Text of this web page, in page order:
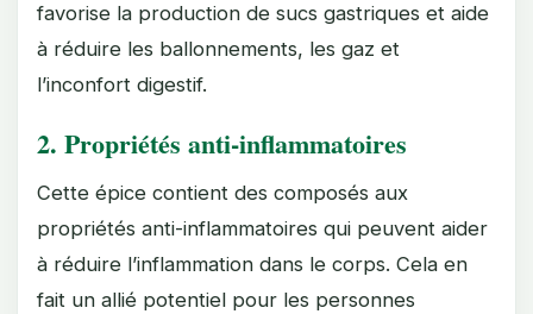
favorise la production de sucs gastriques et aide
à réduire les ballonnements, les gaz et
l’inconfort digestif.
2. Propriétés anti-inflammatoires
Cette épice contient des composés aux
propriétés anti-inflammatoires qui peuvent aider
à réduire l’inflammation dans le corps. Cela en
fait un allié potentiel pour les personnes